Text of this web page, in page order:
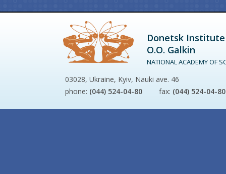
Donetsk
O.O. Galkin
NATIONAL ACADEMY OF
03028, Ukraine, Kyiv, Nauki ave. 46
phone: (044) 524-04-80 fax: (044) 524-04-80